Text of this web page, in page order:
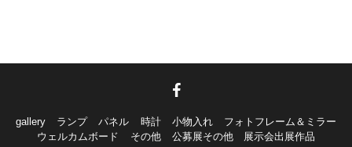
gallery ランプ パネル 時計 小物入れ
フォトフレーム＆ミラー
ウェルカムボード
その他 公募展その他 展示会出展作品